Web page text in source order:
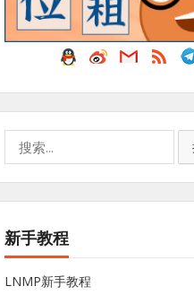
新手教程
LNMP新手教程